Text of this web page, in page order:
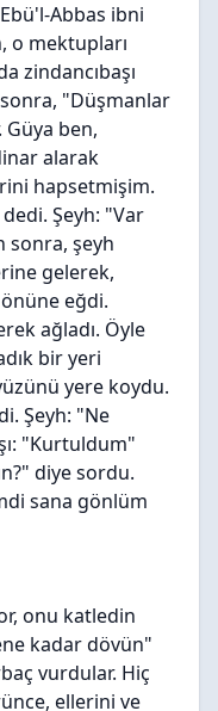
Abbas ibni
o mektupları
zindancıbaşı
"Düşmanlar
Güya ben,
alarak
hapsetmişim.
Şeyh: "Var
sonra, şeyh
gelerek,
önüne eğdi.
ağladı. Öyle
bir yeri
yere koydu.
Şeyh: "Ne
"Kurtuldum"
diye sordu.
sana gönlüm
onu katledin
kadar dövün"
vurdular. Hiç
ellerini ve